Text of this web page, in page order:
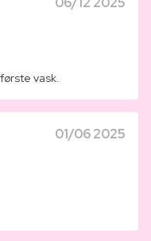
vask.
01/06 2025